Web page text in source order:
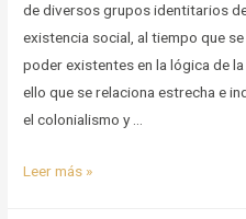
de diversos grupos identitarios
existencia social, al tiempo que
poder existentes en la lógica de
ello que se relaciona estrecha e
el colonialismo y …
Trayectoria
Leer más »